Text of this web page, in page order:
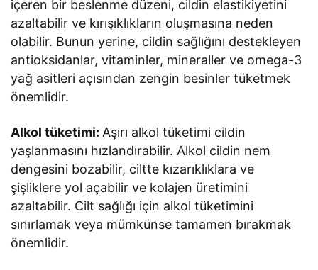
içeren bir beslenme düzeni, cildin elastikiyetini
azaltabilir ve kırışıklıkların oluşmasına neden
olabilir. Bunun yerine, cildin sağlığını destekleyen
antioksidanlar, vitaminler, mineraller ve omega-3
yağ asitleri açısından zengin besinler tüketmek
önemlidir.
Alkol tüketimi: Aşırı alkol tüketimi cildin
yaşlanmasını hızlandırabilir. Alkol cildin nem
dengesini bozabilir, ciltte kızarıklıklara ve
şişliklere yol açabilir ve kolajen üretimini
azaltabilir. Cilt sağlığı için alkol tüketimini
sınırlamak veya mümkünse tamamen bırakmak
önemlidir.